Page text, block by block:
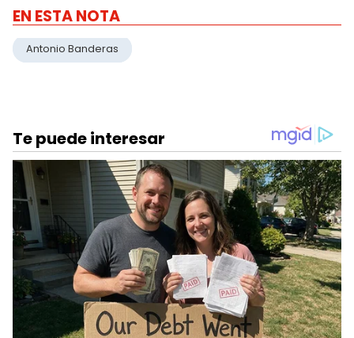
EN ESTA NOTA
Antonio Banderas